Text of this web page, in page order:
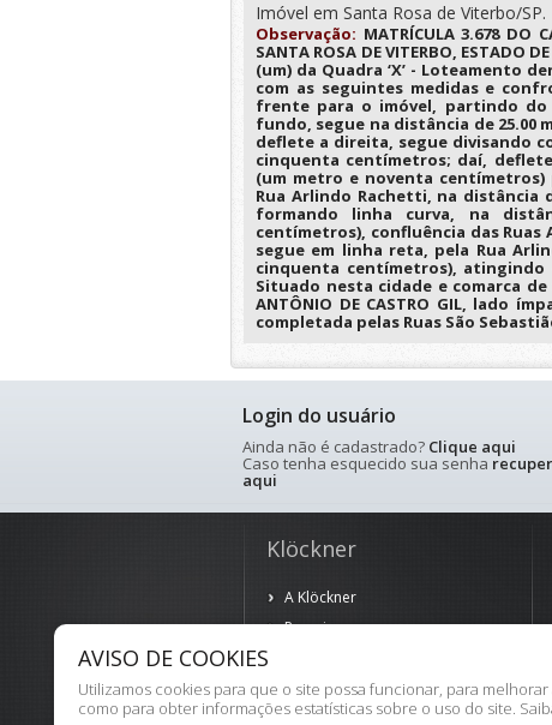
Imóvel em Santa Rosa de Viterbo/SP.
Observação: MATRÍCULA 3.678 DO
SANTA ROSA DE VITERBO,
(um) da Quadra ‘X’ - Loteamento
com as seguintes medidas e
frente para o imóvel, partindo
fundo, segue na distância de 25.00
deflete a direita, segue divisando
cinquenta centímetros; daí,
(um metro e noventa
Rua Arlindo Rachetti, na distância
formando linha curva, na
centímetros), confluência das
segue em linha reta, pela Rua
cinquenta centímetros), atingindo
Situado nesta cidade e comarca de
ANTÔNIO DE CASTRO GIL, lado
completada pelas Ruas São
Login do usuário
Ainda não é cadastrado? Clique aqui
Caso tenha esquecido sua senha
aqui
Klöckner
A Klöckner
Parceiros
Termos de Uso
AVISO DE COOKIES
Utilizamos cookies para que o site possa funcionar, para
como para obter informações estatísticas sobre o uso do site.